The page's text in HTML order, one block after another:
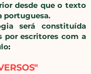
desde que o texto
portuguesa.
será constituída
por escritores com a
: